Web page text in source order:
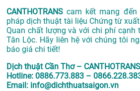
CANTHOTRANS cam kết mang
pháp dịch thuật tài liệu Chứng từ
Quan chất lượng và với chi phí cạnh
Tân Lộc. Hãy liên hệ với chúng tôi
báo giá chi tiết!
Dịch thuật Cần Thơ – CANTHOTRANS
Hotline: 0886.773.883 –
Email: info@dichthuatsaigon.vn